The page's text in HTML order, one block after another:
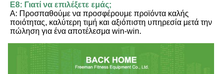
Ε8: Γιατί να επιλέξετε εμάς;
Α: Προσπαθούμε να προσφέρουμε προϊόντα καλής
ποιότητας, καλύτερη τιμή και αξιόπιστη υπηρεσία μετά την
πώληση για ένα αποτέλεσμα win-win.